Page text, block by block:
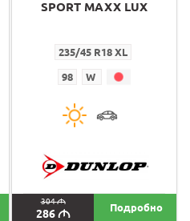
SPORT MAXX LUX
235/45 R18 XL
98 W
304M
286M Подробно